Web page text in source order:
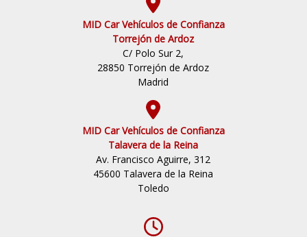
MID Car Vehículos de Confianza
Torrejón de Ardoz
C/ Polo Sur 2,
28850 Torrejón de Ardoz
Madrid
MID Car Vehículos de Confianza
Talavera de la Reina
Av. Francisco Aguirre, 312
45600 Talavera de la Reina
Toledo